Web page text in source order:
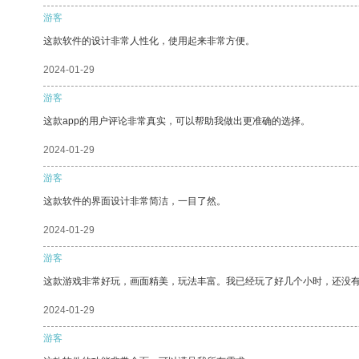
游客
这款软件的设计非常人性化，使用起来非常方便。
2024-01-29
游客
这款app的用户评论非常真实，可以帮助我做出更准确的选择。
2024-01-29
游客
这款软件的界面设计非常简洁，一目了然。
2024-01-29
游客
这款游戏非常好玩，画面精美，玩法丰富。我已经玩了好几个小时，还没
2024-01-29
游客